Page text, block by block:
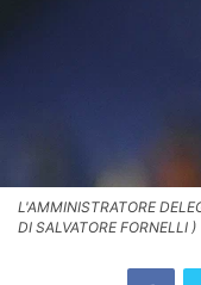
L'AMMINISTRATORE
DI SALVATORE FORNELLI )